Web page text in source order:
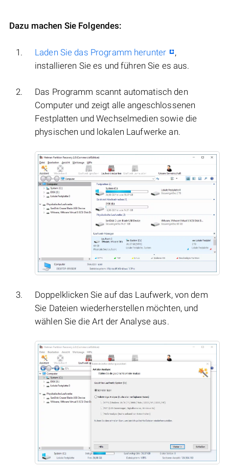
Dazu machen Sie Folgendes:
Laden Sie das Programm herunter
,
installieren Sie es und führen Sie es aus.
Das Programm scannt automatisch den
Computer und zeigt alle angeschlossenen
Festplatten und Wechselmedien sowie die
physischen und lokalen Laufwerke an.
Doppelklicken Sie auf das Laufwerk, von dem
Sie Dateien wiederherstellen möchten, und
wählen Sie die Art der Analyse aus.